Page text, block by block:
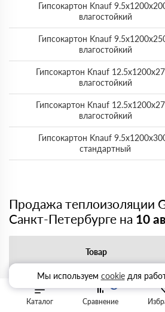
Каталог Сравнение
Гипсокартон Knauf
влагостойкий
Гипсокартон Knauf
влагостойкий
Гипсокартон Knauf
влагостойкий
Гипсокартон Knauf
влагостойкий
Гипсокартон Knauf
стандартный
Продажа теплоизоляции
Санкт-Петербурге на 10
Товар
Утеплитель GreenTERM Плита
100х610х1230
Мы используем cookieдля